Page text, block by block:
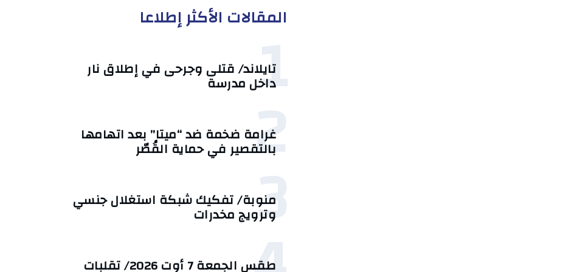
المقالات الأكثر إطلاعا
1
تايلاند/ قتلى وجرحى في إطلاق نار
داخل مدرسة
2
غرامة ضخمة ضد “ميتا” بعد اتهامها
بالتقصير في حماية القُصّر
3
منوبة/ تفكيك شبكة استغلال جنسي
وترويج مخدرات
طقس الجمعة 7 أوت 2026/ تقلبات